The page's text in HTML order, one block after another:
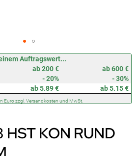
Auftragswert...
ab 200 €
ab 600 €
- 20%
- 30%
ab 5.89 € ab 5.15 €
Euro zzgl. Versandkosten und MwSt.
KON RUND